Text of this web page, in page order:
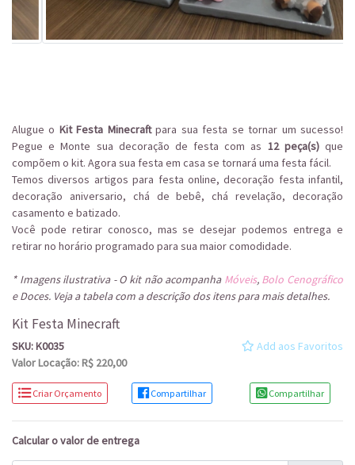
Alugue o Kit Festa Minecraftpara sua festa se tornar um sucesso!
Pegue e Monte sua decoração de festa com as 12 peça(s)que
compõem o kit. Agora sua festa em casa se tornará uma festa fácil.
Temos diversos artigos para festa online, decoração festa infantil,
decoração aniversario, chá de bebê, chá revelação, decoração
casamento e batizado.
Você pode retirar conosco, mas se desejar podemos entrega e
retirar no horário programado para sua maior comodidade.
* Imagens ilustrativa - O kit não acompanha Móveis, Bolo Cenográfico
e Doces. Veja a tabela com a descrição dos itens para mais detalhes.
Kit Festa Minecraft
SKU: K0035
Valor Locação: R$ 220,00
Add aos Favoritos
Criar Orçamento Compartilhar Compartilhar
Calcular o valor de entrega